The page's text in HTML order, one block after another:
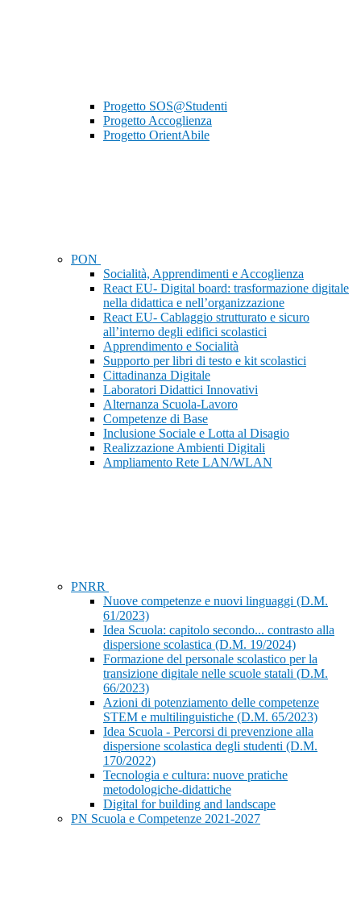
Progetto SOS@Studenti
Progetto Accoglienza
Progetto OrientAbile
PON
Socialità, Apprendimenti e Accoglienza
React EU- Digital board: trasformazione digitale
nella didattica e nell’organizzazione
React EU- Cablaggio strutturato e sicuro
all’interno degli edifici scolastici
Apprendimento e Socialità
Supporto per libri di testo e kit scolastici
Cittadinanza Digitale
Laboratori Didattici Innovativi
Alternanza Scuola-Lavoro
Competenze di Base
Inclusione Sociale e Lotta al Disagio
Realizzazione Ambienti Digitali
Ampliamento Rete LAN/WLAN
PNRR
Nuove competenze e nuovi linguaggi (D.M.
61/2023)
Idea Scuola: capitolo secondo... contrasto alla
dispersione scolastica (D.M. 19/2024)
Formazione del personale scolastico per la
transizione digitale nelle scuole statali (D.M.
66/2023)
Azioni di potenziamento delle competenze
STEM e multilinguistiche (D.M. 65/2023)
Idea Scuola - Percorsi di prevenzione alla
dispersione scolastica degli studenti (D.M.
170/2022)
Tecnologia e cultura: nuove pratiche
metodologiche-didattiche
Digital for building and landscape
PN Scuola e Competenze 2021-2027